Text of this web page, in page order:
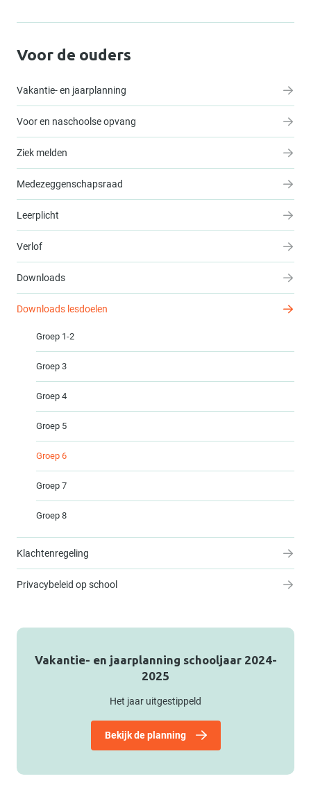
Voor de ouders
Vakantie- en jaarplanning
Voor en naschoolse opvang
Ziek melden
Medezeggenschapsraad
Leerplicht
Verlof
Downloads
Downloads lesdoelen
Groep 1-2
Groep 3
Groep 4
Groep 5
Groep 6
Groep 7
Groep 8
Klachtenregeling
Privacybeleid op school
Vakantie- en jaarplanning schooljaar 2024-
2025
Het jaar uitgestippeld
Bekijk de planning